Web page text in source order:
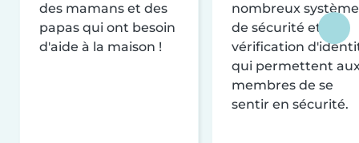
des mamans et des
papas qui ont besoin
d'aide à la maison !
nombreux
de sécurité et de
vérification
qui permettent
membres de se
sentir en sécurité.